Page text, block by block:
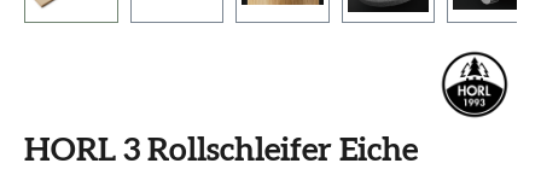
HORL 3 Rollschleifer Eiche